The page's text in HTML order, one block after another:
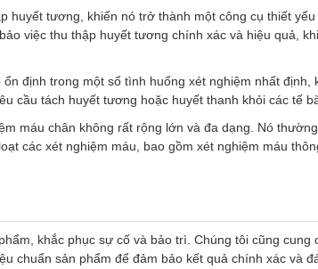
tương, khiến nó trở thành một công cụ thiết
việc thu thập huyết tương chính xác và hiệu quả,
định trong một số tình huống xét nghiệm nhất
cầu tách huyết tương hoặc huyết thanh khỏi các tế
máu chân không rất rộng lớn và đa dạng. Nó
các xét nghiệm máu, bao gồm xét nghiệm máu
khắc phục sự cố và bảo trì. Chúng tôi cũng
chuẩn sản phẩm để đảm bảo kết quả chính xác và